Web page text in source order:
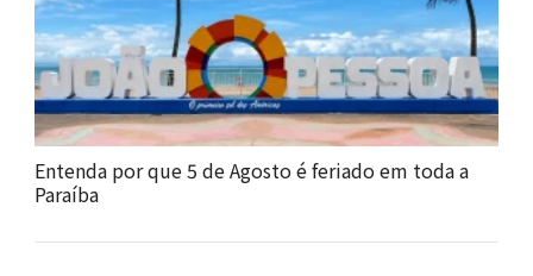
Entenda por que 5 de Agosto é feriado em toda a
Paraíba